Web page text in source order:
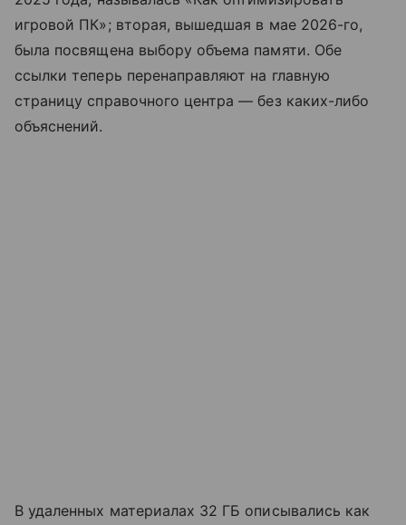
игровой ПК»; вторая, вышедшая в мае 2026-го,
была посвящена выбору объема памяти. Обе
ссылки теперь перенаправляют на главную
страницу справочного центра — без каких-либо
объяснений.
В удаленных материалах 32 ГБ описывались как